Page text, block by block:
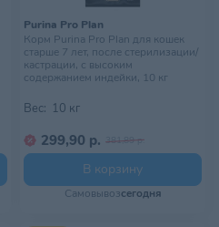
Purina Pro Plan
Корм Purina Pro Plan для кошек
старше 7 лет, после стерилизации/
кастрации, с высоким
содержанием индейки, 10 кг
Вес: 10 кг
299,90 р. 381,89 р.
В корзину
Самовывозсегодня